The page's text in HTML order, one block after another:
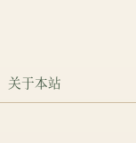
关于本站